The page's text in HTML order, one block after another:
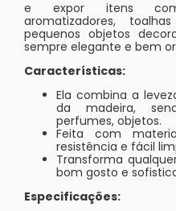
e expor itens
aromatizadores,
pequenos objetos
sempre elegante e bem
Características:
Ela combina a
da madeira,
perfumes, objetos.
Feita com
resistência e fácil
Transforma
bom gosto e
Especificações: